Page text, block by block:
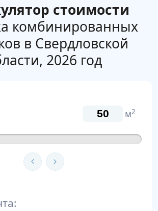
стоимости
комбинированных
в Свердловской
2026 год
м2